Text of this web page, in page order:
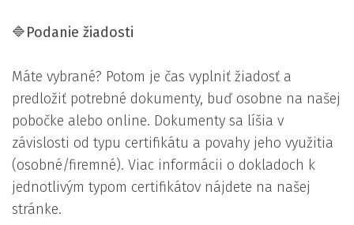
🔷Podanie žiadosti
Máte vybrané? Potom je čas vyplniť žiadosť a
predložiť potrebné dokumenty, buď osobne na našej
pobočke alebo online. Dokumenty sa líšia v
závislosti od typu certifikátu a povahy jeho využitia
(osobné/firemné). Viac informácii o dokladoch k
jednotlivým typom certifikátov nájdete na našej
stránke.